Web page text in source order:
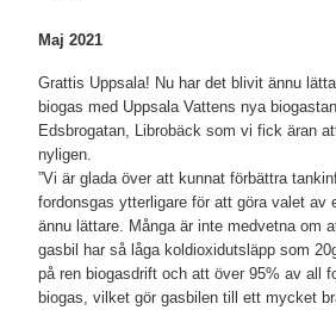
Maj 2021
Grattis Uppsala! Nu har det blivit ännu
biogas med Uppsala Vattens nya
Edsbrogatan, Librobäck som vi fick äran
nyligen.
”Vi är glada över att kunnat förbättra
fordonsgas ytterligare för att göra valet av
ännu lättare. Många är inte medvetna om
gasbil har så låga koldioxidutsläpp som
på ren biogasdrift och att över 95% av all
biogas, vilket gör gasbilen till ett mycket